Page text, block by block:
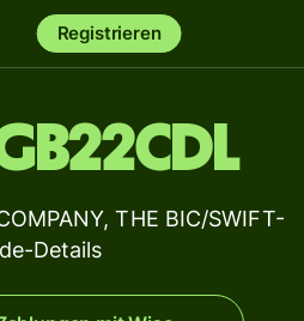
Registrieren
THE BIC/SWIFT-
Details